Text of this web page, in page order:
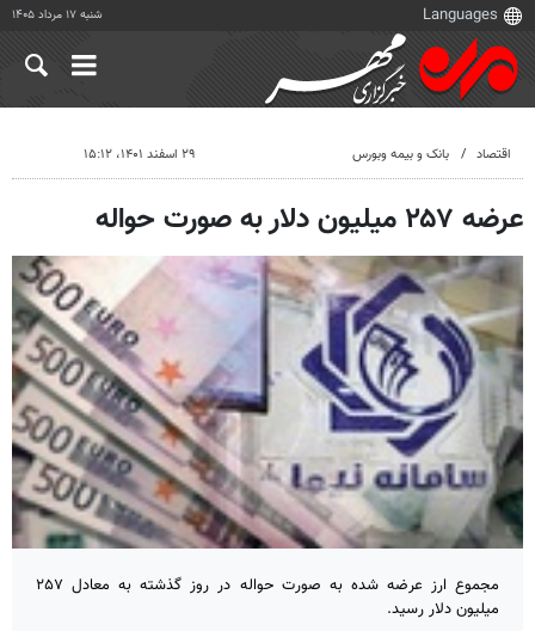
شنبه ۱۷ مرداد ۱۴۰۵
اقتصاد بانک و بیمه وبورس ۲۹ اسفند ۱۴۰۱، ۱۵:۱۲
عرضه ۲۵۷ میلیون دلار به صورت حواله
مجموع ارز عرضه شده به صورت حواله در روز گذشته به معادل ۲۵۷
میلیون دلار رسید.